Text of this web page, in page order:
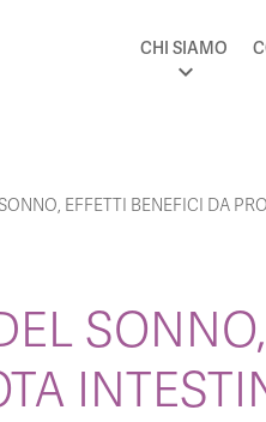
CHI SIAMO
EFFETTI BENEFICI DA